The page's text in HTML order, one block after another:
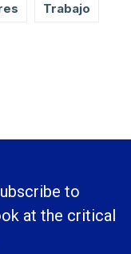
Trabajo
to
at the critical